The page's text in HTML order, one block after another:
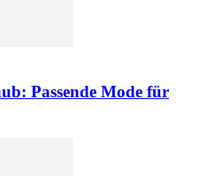
Passende Mode für